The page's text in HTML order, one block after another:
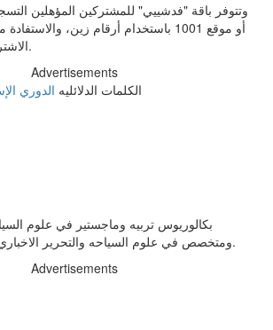
وتتوفر باقة "فدشييي" للمشتركين المؤهلين
أو موقع 1001 باستخدام أرقام زين،
الاشتراك في الباقة المؤهلة.
Advertisements
الكلمات الدلائليه الدوري
بكالوريوس تربيه وماجستير في علوم
ومتخصص في علوم السياحه والتحرير الاخباري التلفزيوني والصحفي.
Advertisements